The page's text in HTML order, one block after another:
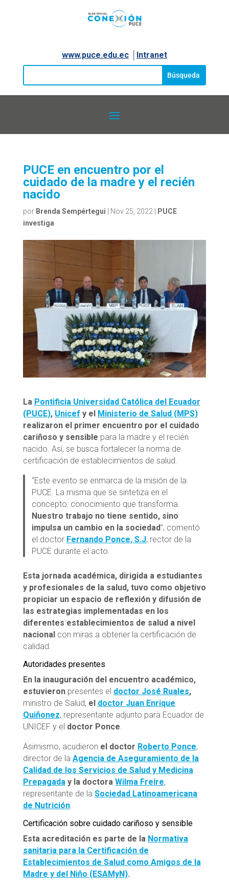
www.puce.edu.ec│ Intranet
PUCE en encuentro por el
cuidado de la madre y el recién
nacido
por Brenda Sempértegui Nov 25, 2022|
PUCE
investiga
La Pontificia Universidad Católica del Ecuador
(PUCE), Unicef y el
Ministerio de Salud (MPS)
realizaron el primer encuentro por el cuidado
cariñoso y sensible para la madre y el recién
nacido. Así, se busca fortalecer la norma de
certificación de establecimientos de salud.
“Este evento se enmarca de la misión de la
PUCE. La misma que se sintetiza en el
concepto: conocimiento que transforma.
Nuestro trabajo no tiene sentido, sino
impulsa un cambio en la sociedad”, comentó
el doctor Fernando Ponce, S.J, rector de la
PUCE durante el acto.
Esta jornada académica, dirigida a estudiantes
y profesionales de la salud, tuvo como objetivo
propiciar un espacio de reflexión y difusión de
las estrategias implementadas en los
diferentes establecimientos de salud a nivel
nacionalcon miras a obtener la certificación de
calidad.
Autoridades presentes
En la inauguración del encuentro académico,
estuvieronpresentes el doctor José Ruales,
ministro de Salud, el doctor Juan Enrique
Quiñonez, representante adjunto para Ecuador de
UNICEF y el doctor Ponce
Asimismo, acudieron el doctor Roberto Ponce,
director de la Agencia de Aseguramiento de la
Calidad de los Servicios de Salud y Medicina
Prepagada y la doctora Wilma Freire,
representante de la Sociedad Latinoamericana
de Nutrición.
Certificación sobre cuidado cariñoso y sensible
Esta acreditación es parte de la Normativa
sanitaria para la Certificación de
Establecimientos de Salud como Amigos de la
Madre y del Niño (ESAMyN).